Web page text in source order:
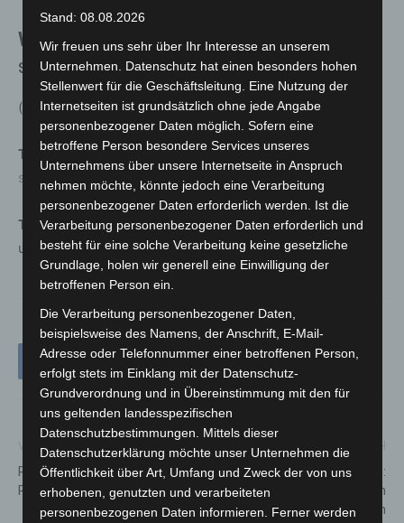
Winter-Öffnungszeiten:dienstags bis
sonntags 9-16 Uhr
(montags geschlossen, außer in den Nds. Winterferien).
Ticketsgibt es im Online-Shop des Erlebnis-Zoo unter
shop.erlebnis-zoo.de
Tipp:Im Online-Shop können Gäste von tagesaktuellen
und Frühbucher-Preisen profitieren.
Vorheriger Artikel
Rollendes Impfteam vom
Roten Kreuz im Einsatz
Nächster Artikel
Vahrenwalder Straße:
Weiterhin Einschränkungen
durch Bauarbeiten
Stand: 08.08.2026
Wir freuen uns sehr über Ihr Interesse an unserem
Unternehmen. Datenschutz hat einen besonders hohen
Stellenwert für die Geschäftsleitung. Eine Nutzung der
Internetseiten ist grundsätzlich ohne jede Angabe
personenbezogener Daten möglich. Sofern eine
betroffene Person besondere Services unseres
Unternehmens über unsere Internetseite in Anspruch
nehmen möchte, könnte jedoch eine Verarbeitung
personenbezogener Daten erforderlich werden. Ist die
Verarbeitung personenbezogener Daten erforderlich und
besteht für eine solche Verarbeitung keine gesetzliche
Grundlage, holen wir generell eine Einwilligung der
betroffenen Person ein.
Die Verarbeitung personenbezogener Daten,
beispielsweise des Namens, der Anschrift, E-Mail-
Adresse oder Telefonnummer einer betroffenen Person,
erfolgt stets im Einklang mit der Datenschutz-
Grundverordnung und in Übereinstimmung mit den für
uns geltenden landesspezifischen
Datenschutzbestimmungen. Mittels dieser
Datenschutzerklärung möchte unser Unternehmen die
Öffentlichkeit über Art, Umfang und Zweck der von uns
erhobenen, genutzten und verarbeiteten
personenbezogenen Daten informieren. Ferner werden